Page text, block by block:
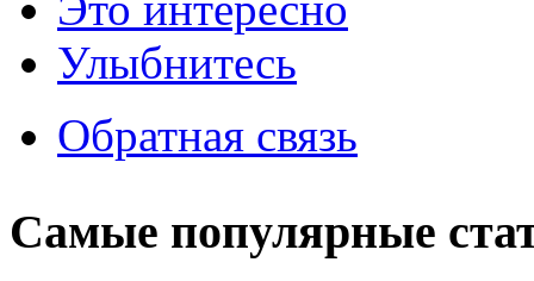
Улыбнитесь
Обратная связь
Самые популярные